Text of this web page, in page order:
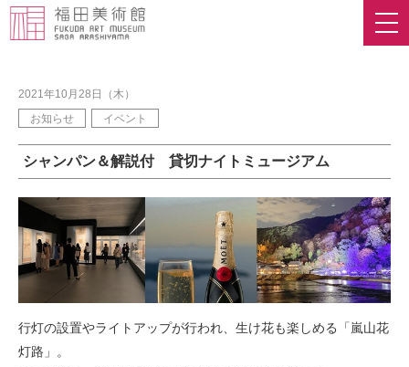
2021年10月28日（木）
お知らせ
イベント
シャンパン＆解説付 貸切ナイトミュージアム
行灯の設置やライトアップが行われ、生け花も楽しめる「嵐山花
灯路」。